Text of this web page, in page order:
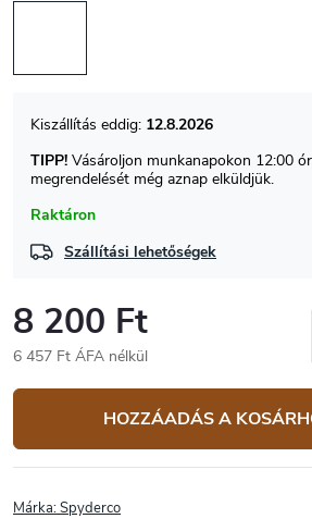
Raktáron
12.8.2026
TIPP! Vásároljon munkanapokon 12:00
megrendelését még aznap elküldjük.
Szállítási lehetőségek
8 200 Ft
6 457 Ft ÁFA nélkül
HOZZÁADÁS A
Márka:Spyderco